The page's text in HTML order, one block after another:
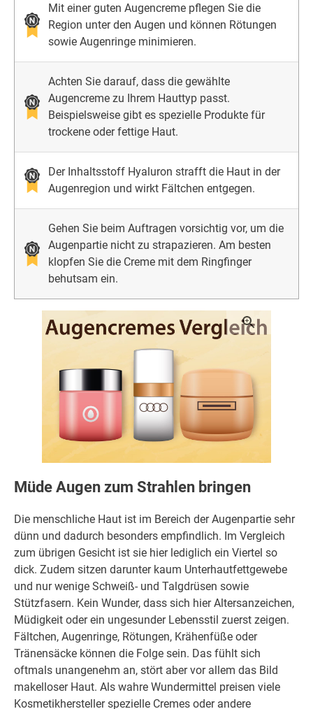
Mit einer guten Augencreme pflegen Sie die
Region unter den Augen und können Rötungen
sowie Augenringe minimieren.
Achten Sie darauf, dass die gewählte
Augencreme zu Ihrem Hauttyp passt.
Beispielsweise gibt es spezielle Produkte für
trockene oder fettige Haut.
Der Inhaltsstoff Hyaluron strafft die Haut in der
Augenregion und wirkt Fältchen entgegen.
Gehen Sie beim Auftragen vorsichtig vor, um die
Augenpartie nicht zu strapazieren. Am besten
klopfen Sie die Creme mit dem Ringfinger
behutsam ein.
Müde Augen zum Strahlen bringen
Die menschliche Haut ist im Bereich der Augenpartie sehr
dünn und dadurch besonders empfindlich. Im Vergleich
zum übrigen Gesicht ist sie hier lediglich ein Viertel so
dick. Zudem sitzen darunter kaum Unterhautfettgewebe
und nur wenige Schweiß- und Talgdrüsen sowie
Stützfasern. Kein Wunder, dass sich hier Altersanzeichen,
Müdigkeit oder ein ungesunder Lebensstil zuerst zeigen.
Fältchen, Augenringe, Rötungen, Krähenfüße oder
Tränensäcke können die Folge sein. Das fühlt sich
oftmals unangenehm an, stört aber vor allem das Bild
makelloser Haut. Als wahre Wundermittel preisen viele
Kosmetikhersteller spezielle Cremes oder andere